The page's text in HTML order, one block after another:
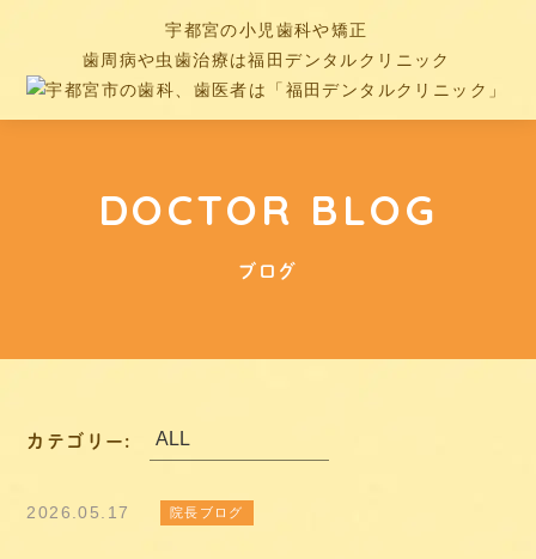
宇都宮の小児歯科や矯正
歯周病や虫歯治療は福田デンタルクリニック
DOCTOR BLOG
ブログ
カテゴリー:
2026.05.17 院長ブログ